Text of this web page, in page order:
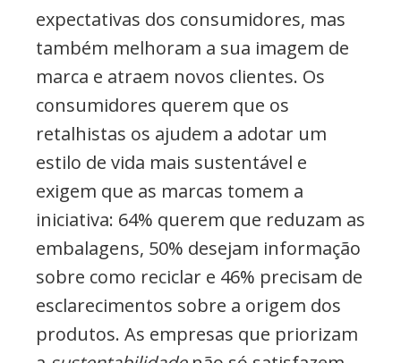
expectativas dos consumidores, mas
também melhoram a sua imagem de
marca e atraem novos clientes. Os
consumidores querem que os
retalhistas os ajudem a adotar um
estilo de vida mais sustentável e
exigem que as marcas tomem a
iniciativa: 64% querem que reduzam as
embalagens, 50% desejam informação
sobre como reciclar e 46% precisam de
esclarecimentos sobre a origem dos
produtos. As empresas que priorizam